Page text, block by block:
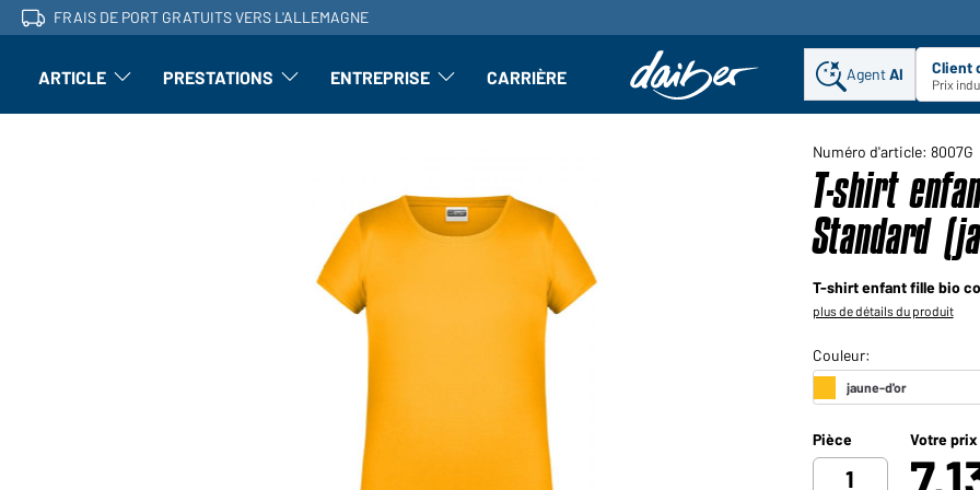
FRAIS DE PORT GRATUITS VERS L'ALLEMAGNE
ARTICLE l'article : Ouvrir le sous-menu
PRESTATIONS Perfectionnement : ouvrir le sous-menu
ENTREPRISE L'entreprise : Ouvrir le sous-menu
CARRIÈRE AgentAI Client
Prix
Numéro d'article: 8007G
T-shirt
Standard
T-shirt enfant fille bio
plus de détails du produit
Pièce Votre